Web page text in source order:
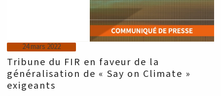
24 mars 2022
Tribune du FIR en faveur de la
généralisation de « Say on Climate »
exigeants